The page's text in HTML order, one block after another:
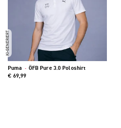
KI-GENERIERT
Puma · ÖFB Pure 3.0 Poloshirt
€ 69,99